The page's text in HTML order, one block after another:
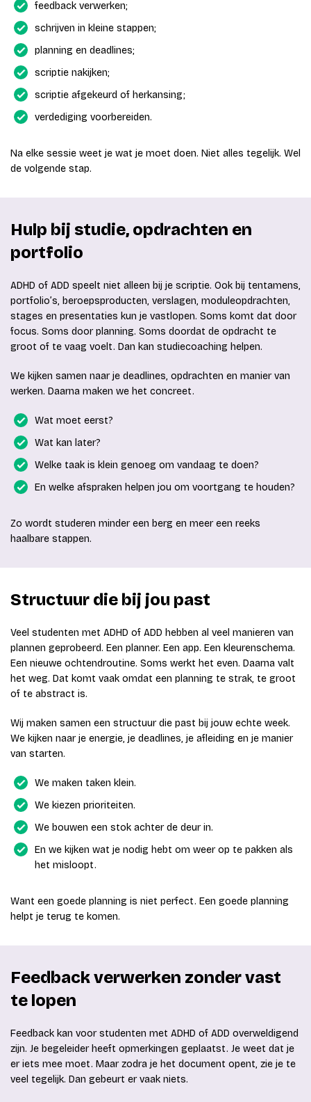
feedback verwerken;
schrijven in kleine stappen;
planning en deadlines;
scriptie nakijken;
scriptie afgekeurd of herkansing;
verdediging voorbereiden.
Na elke sessie weet je wat je moet doen. Niet alles tegelijk. Wel
de volgende stap.
Hulp bij studie, opdrachten en
portfolio
ADHD of ADD speelt niet alleen bij je scriptie. Ook bij tentamens,
portfolio’s, beroepsproducten, verslagen, moduleopdrachten,
stages en presentaties kun je vastlopen. Soms komt dat door
focus. Soms door planning. Soms doordat de opdracht te
groot of te vaag voelt. Dan kan studiecoaching helpen.
We kijken samen naar je deadlines, opdrachten en manier van
werken. Daarna maken we het concreet.
Wat moet eerst?
Wat kan later?
Welke taak is klein genoeg om vandaag te doen?
En welke afspraken helpen jou om voortgang te houden?
Zo wordt studeren minder een berg en meer een reeks
haalbare stappen.
Structuur die bij jou past
Veel studenten met ADHD of ADD hebben al veel manieren van
plannen geprobeerd. Een planner. Een app. Een kleurenschema.
Een nieuwe ochtendroutine. Soms werkt het even. Daarna valt
het weg. Dat komt vaak omdat een planning te strak, te groot
of te abstract is.
Wij maken samen een structuur die past bij jouw echte week.
We kijken naar je energie, je deadlines, je afleiding en je manier
van starten.
We maken taken klein.
We kiezen prioriteiten.
We bouwen een stok achter de deur in.
En we kijken wat je nodig hebt om weer op te pakken als
het misloopt.
Want een goede planning is niet perfect. Een goede planning
helpt je terug te komen.
Feedback verwerken zonder vast
te lopen
Feedback kan voor studenten met ADHD of ADD overweldigend
zijn. Je begeleider heeft opmerkingen geplaatst. Je weet dat je
er iets mee moet. Maar zodra je het document opent, zie je te
veel tegelijk. Dan gebeurt er vaak niets.